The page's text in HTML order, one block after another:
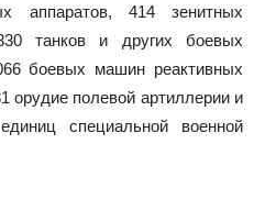
аппаратов, 414 зенитных
танков и других боевых
боевых машин реактивных
орудие полевой артиллерии и
специальной военной